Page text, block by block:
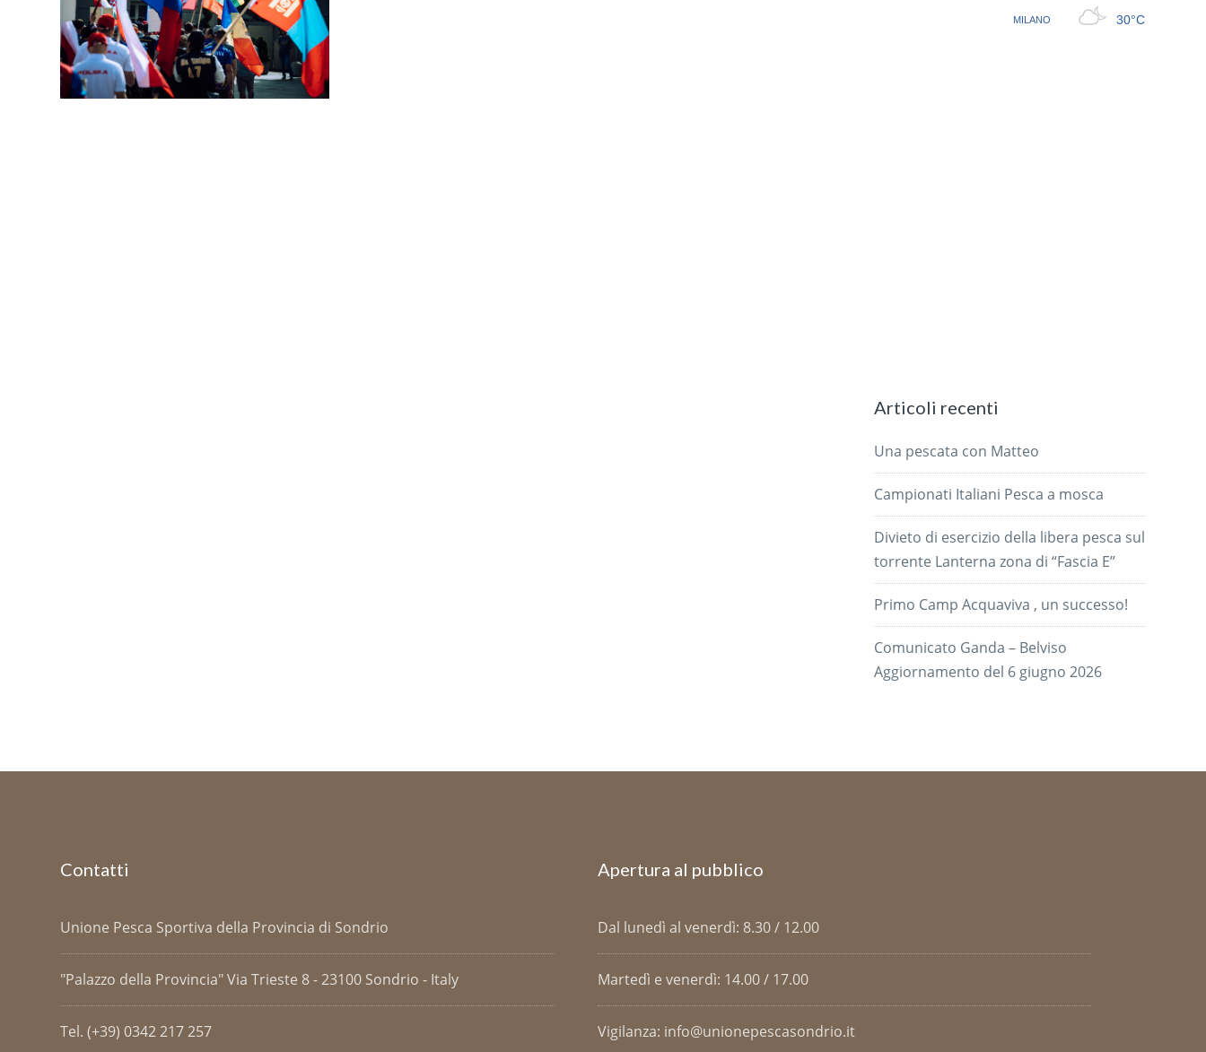
Articoli recenti
Una pescata con Matteo
Campionati Italiani Pesca a mosca
Divieto di esercizio della libera pesca sul
torrente Lanterna zona di “Fascia E”
Primo Camp Acquaviva , un successo!
Comunicato Ganda – Belviso
Aggiornamento del 6 giugno 2026
Contatti
Unione Pesca Sportiva della Provincia di Sondrio
"Palazzo della Provincia" Via Trieste 8 - 23100 Sondrio - Italy
Tel. (+39) 0342 217 257
Apertura al pubblico
Dal lunedì al venerdì: 8.30 / 12.00
Martedì e venerdì: 14.00 / 17.00
Vigilanza: info@unionepescasondrio.it